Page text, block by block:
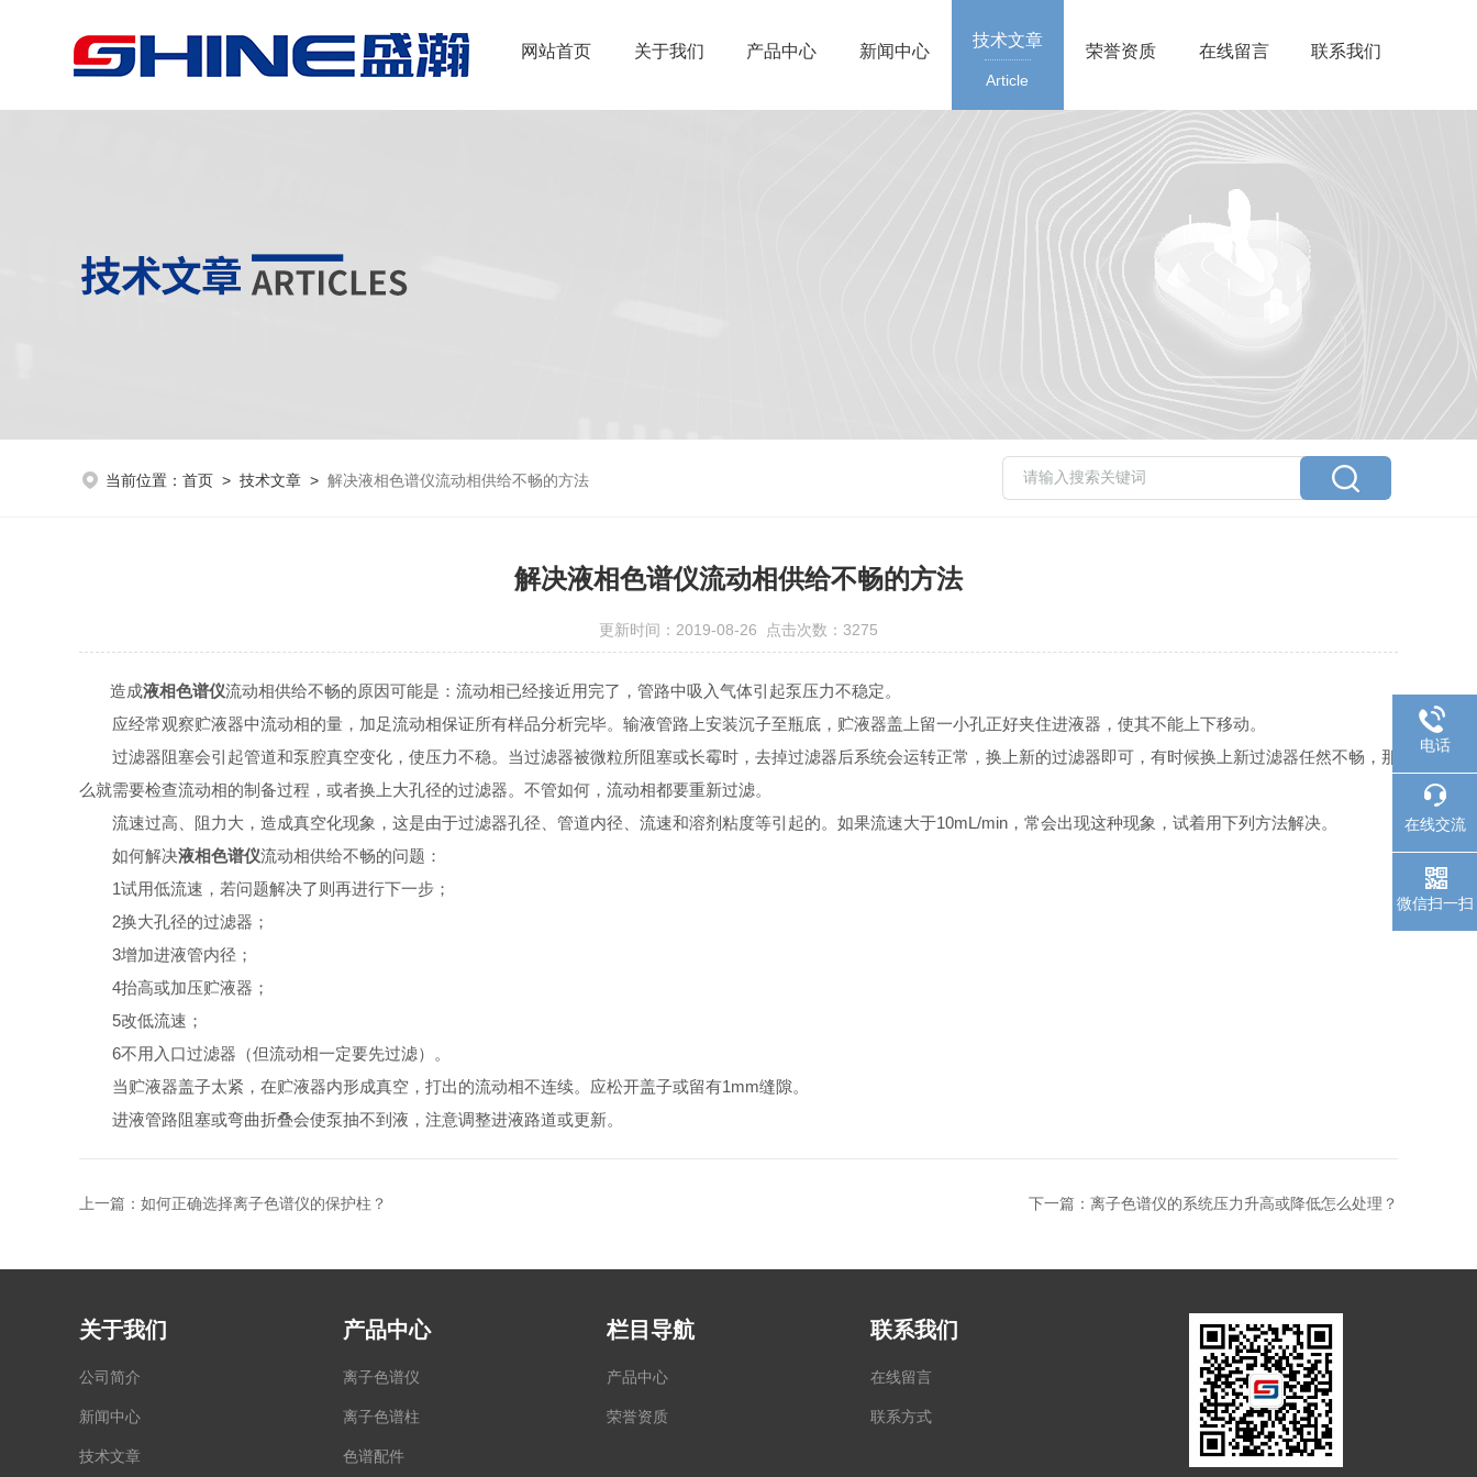
网站首页 关于我们 产品中心 新闻中心
技术文章
Article
荣誉资质 在线留言 联系我们
当前位置： 首页 > 技术文章 > 解决液相色谱仪流动相供给不畅的方法
解决液相色谱仪流动相供给不畅的方法
更新时间：2019-08-26 点击次数：3275
造成液相色谱仪流动相供给不畅的原因可能是：流动相已经接近用完了，管路中吸入气体引起泵压力不稳定。
应经常观察贮液器中流动相的量，加足流动相保证所有样品分析完毕。输液管路上安装沉子至瓶底，贮液器盖上留一小孔正好夹住进液器，使其不能上下移动。
过滤器阻塞会引起管道和泵腔真空变化，使压力不稳。当过滤器被微粒所阻塞或长霉时，去掉过滤器后系统会运转正常，换上新的过滤器即可，有时候换上新过滤器任然不畅，那
么就需要检查流动相的制备过程，或者换上大孔径的过滤器。不管如何，流动相都要重新过滤。
流速过高、阻力大，造成真空化现象，这是由于过滤器孔径、管道内径、流速和溶剂粘度等引起的。如果流速大于10mL/min，常会出现这种现象，试着用下列方法解决。
如何解决液相色谱仪流动相供给不畅的问题：
1试用低流速，若问题解决了则再进行下一步；
2换大孔径的过滤器；
3增加进液管内径；
4抬高或加压贮液器；
5改低流速；
6不用入口过滤器（但流动相一定要先过滤）。
当贮液器盖子太紧，在贮液器内形成真空，打出的流动相不连续。应松开盖子或留有1mm缝隙。
进液管路阻塞或弯曲折叠会使泵抽不到液，注意调整进液路道或更新。
上一篇： 如何正确选择离子色谱仪的保护柱？ 下一篇： 离子色谱仪的系统压力升高或降低怎么处理？
关于我们
公司简介
新闻中心
技术文章
产品中心
离子色谱仪
离子色谱柱
色谱配件
栏目导航
产品中心
荣誉资质
联系我们
在线留言
联系方式
电话
在线交流
微信扫一扫